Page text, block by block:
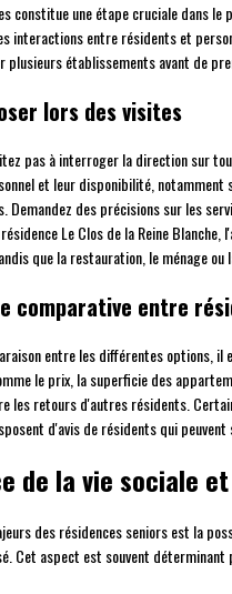
constitue une étape cruciale dans
interactions entre résidents et
plusieurs établissements avant de
lors des visites
pas à interroger la direction sur
et leur disponibilité,
Demandez des précisions sur les
Le Clos de la Reine
que la restauration, le ménage
comparative entre
entre les différentes options,
le prix, la superficie des
les retours d'autres résidents.
d'avis de résidents qui
de la vie sociale
des résidences seniors est la
Cet aspect est souvent